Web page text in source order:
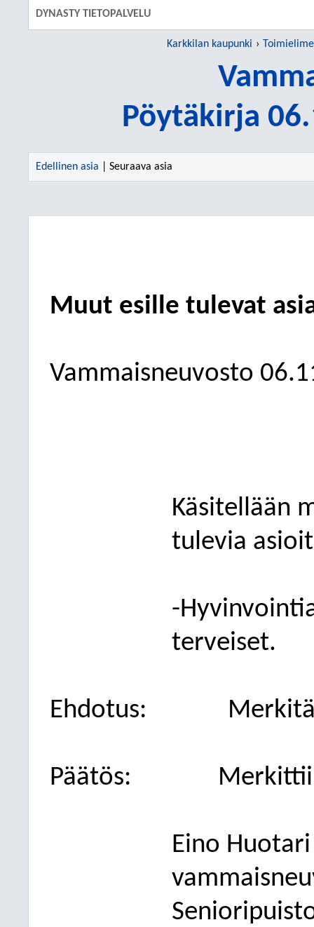
DYNASTY TIETOPALVELU
Karkkilan kaupunki
Pöytäkirja
Edellinen asia | Seuraava asia
Muut esille tulevat
Vammaisneuvosto
Käsitellään
tulevia
-
terveiset.
Ehdotus:
Päätös:
Eino